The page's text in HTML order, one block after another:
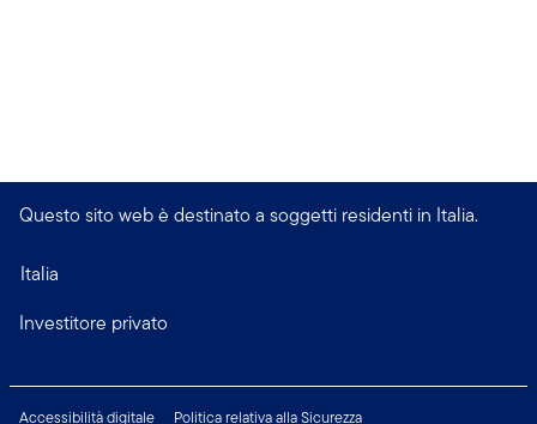
Questo sito web è destinato a soggetti residenti in Italia.
Italia
Investitore privato
Accessibilità digitale Politica relativa alla Sicurezza